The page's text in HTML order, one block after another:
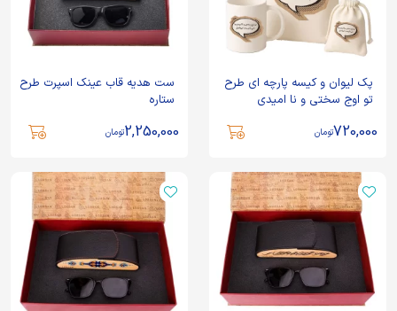
پک لیوان و کیسه پارچه ای طرح
تو اوج سختی و نا امیدی
720,000تومان
ست هدیه قاب عینک اسپرت طرح
ستاره
2,250,000تومان